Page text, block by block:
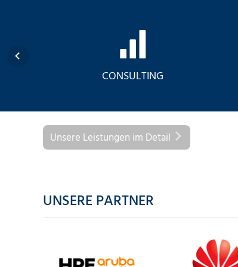
IT-INFRASTRUKTUR
Unsere Leistungen im Detail
UNSERE PARTNER